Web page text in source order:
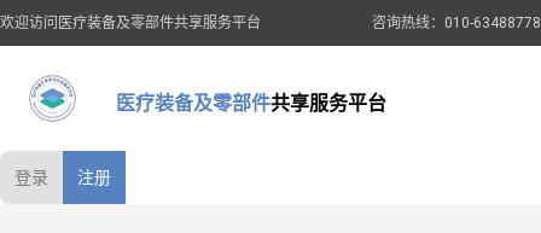
欢迎访问医疗装备及零部件共享服务平台 咨询热线：010-63488778
医疗装备及零部件共享服务平台
登录 注册